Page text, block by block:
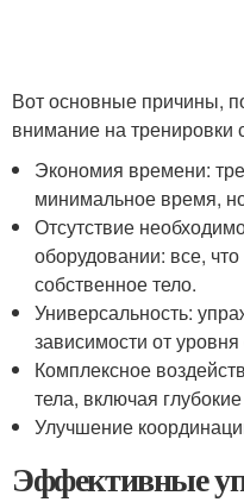
Вот основные причины,
внимание на тренировки
Экономия времени:
минимальное время,
Отсутствие
оборудовании: все,
собственное тело.
Универсальность:
зависимости от
Комплексное
тела, включая
Улучшение
Эффективные